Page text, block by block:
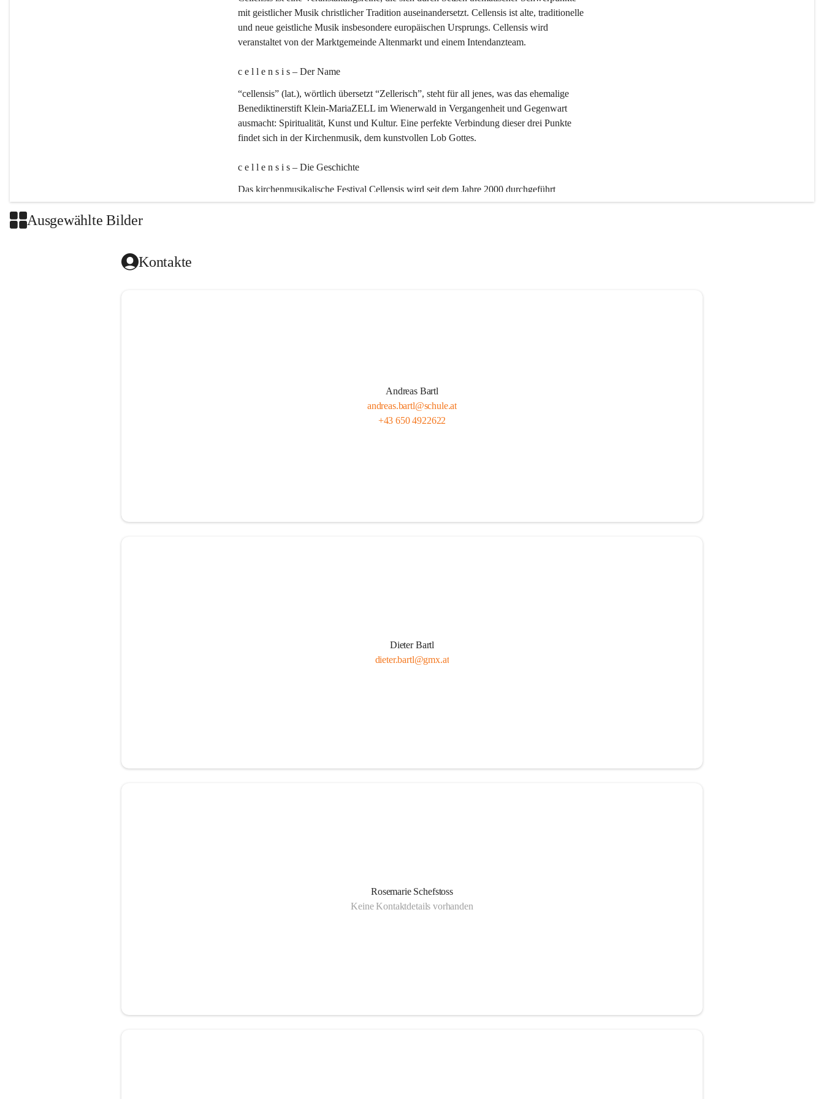
mit geistlicher Musik christlicher Tradition auseinandersetzt. Cellensis ist alte, traditionelle
und neue geistliche Musik insbesondere europäischen Ursprungs. Cellensis wird
veranstaltet von der Marktgemeinde Altenmarkt und einem Intendanzteam.
c e l l e n s i s – Der Name
“cellensis” (lat.), wörtlich übersetzt “Zellerisch”, steht für all jenes, was das ehemalige
Benediktinerstift Klein-MariaZELL im Wienerwald in Vergangenheit und Gegenwart
ausmacht: Spiritualität, Kunst und Kultur. Eine perfekte Verbindung dieser drei Punkte
findet sich in der Kirchenmusik, dem kunstvollen Lob Gottes.
c e l l e n s i s – Die Geschichte
Das kirchenmusikalische Festival Cellensis wird seit dem Jahre 2000 durchgeführt
Ausgewählte Bilder
Kontakte
Andreas Bartl
andreas.bartl@schule.at
+43 650 4922622
Dieter Bartl
dieter.bartl@gmx.at
Rosemarie Schefstoss
Keine Kontaktdetails vorhanden